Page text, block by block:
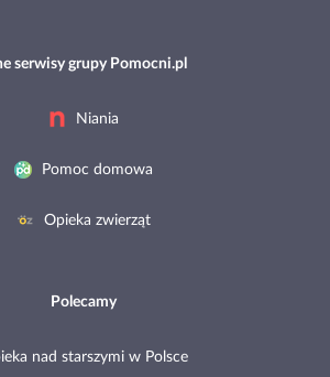
serwisy grupy Pomocni.pl
Niania
Pomoc domowa
Opieka zwierząt
Polecamy
nad starszymi w Polsce